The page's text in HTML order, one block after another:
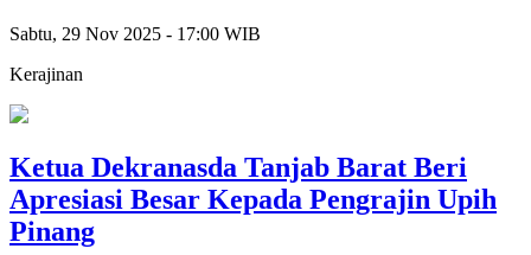
Sabtu, 29 Nov 2025 - 17:00 WIB
Kerajinan
Ketua Dekranasda Tanjab Barat Beri
Apresiasi Besar Kepada Pengrajin Upih
Pinang